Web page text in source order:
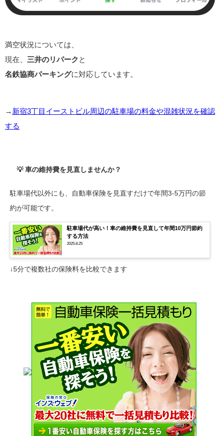
満空状況については、
現在、 三井のリパーク と
名鉄協商パーキングに対応しています。
→ 新宿3丁目イーストビル周辺の駐車場の料金や混雑状況を確認
する
💡 車の維持費を見直しませんか？
駐車場代以外にも、自動車保険を見直すだけで年間3-5万円の節
約が可能です。
駐車場代が高い！車の維持費を見直して年間10万円節約
する方法
2025.8.25
↓5分で複数社の保険料を比較できます